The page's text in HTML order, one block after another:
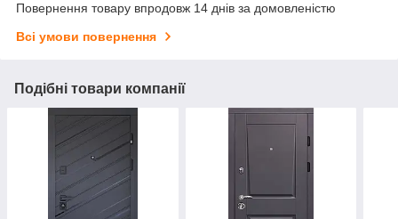
Повернення товару впродовж 14 днів за домовленістю
Всі умови повернення
Подібні товари компанії